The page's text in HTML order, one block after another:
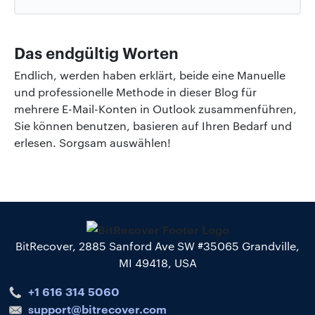
Das endgültig Worten
Endlich, werden haben erklärt, beide eine Manuelle
und professionelle Methode in dieser Blog für
mehrere E-Mail-Konten in Outlook zusammenführen,
Sie können benutzen, basieren auf Ihren Bedarf und
erlesen. Sorgsam auswählen!
BitRecover, 2885 Sanford Ave SW #35065 Grandville,
MI 49418, USA
+1 616 314 5060
support@bitrecover.com